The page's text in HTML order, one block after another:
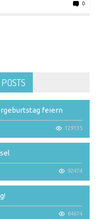
0
feiern
129135
92474
84674